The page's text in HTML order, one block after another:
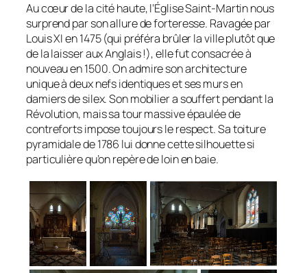
Au cœur de la cité haute, l’Église Saint-Martin nous
surprend par son allure de forteresse. Ravagée par
Louis XI en 1475 (qui préféra brûler la ville plutôt que
de la laisser aux Anglais !), elle fut consacrée à
nouveau en 1500. On admire son architecture
unique à deux nefs identiques et ses murs en
damiers de silex. Son mobilier a souffert pendant la
Révolution, mais sa tour massive épaulée de
contreforts impose toujours le respect. Sa toiture
pyramidale de 1786 lui donne cette silhouette si
particulière qu’on repère de loin en baie.